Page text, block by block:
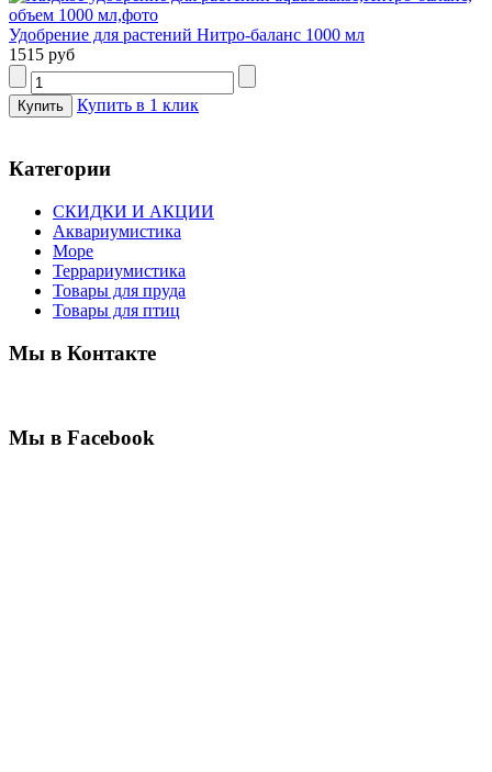
Удобрение для растений Нитро-баланс 1000 мл
1515 руб
Купить в 1 клик
Категории
СКИДКИ И АКЦИИ
Аквариумистика
Море
Террариумистика
Товары для пруда
Товары для птиц
Мы в Контакте
Мы в Facebook